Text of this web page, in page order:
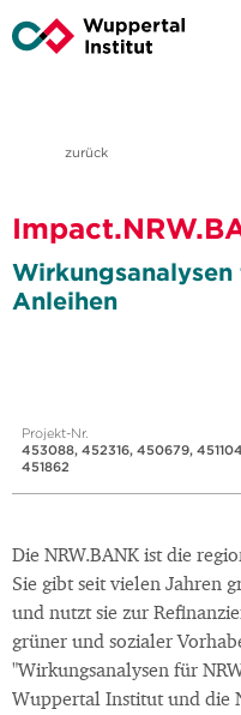
zurück
Wirkungsanalysen
Anleihen
Projekt-Nr.
453088, 452316, 450679,
451862
Die NRW.BANK ist die
Sie gibt seit vielen Jahren
und nutzt sie zur
grüner und sozialer
"Wirkungsanalysen für
Wuppertal Institut und die